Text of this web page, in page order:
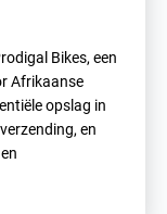
Bikes, een
Afrikaanse
opslag in
en